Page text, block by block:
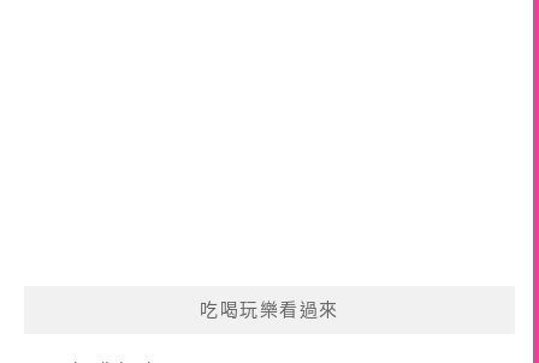
吃喝玩樂看過來